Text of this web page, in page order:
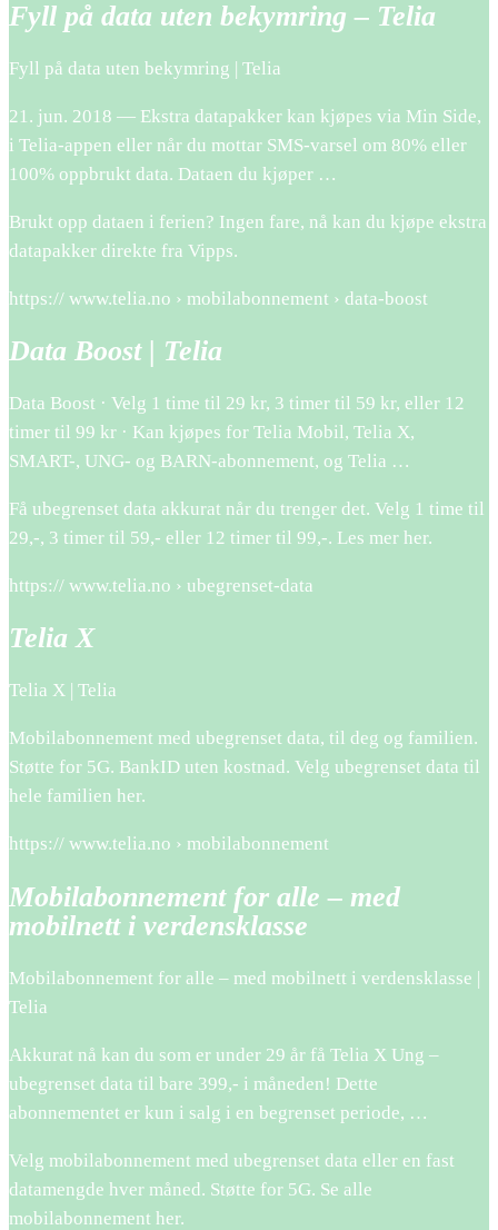
Fyll på data uten bekymring – Telia
Fyll på data uten bekymring | Telia
21. jun. 2018 — Ekstra datapakker kan kjøpes via Min Side,
i Telia-appen eller når du mottar SMS-varsel om 80% eller
100% oppbrukt data. Dataen du kjøper …
Brukt opp dataen i ferien? Ingen fare, nå kan du kjøpe ekstra
datapakker direkte fra Vipps.
https:// www.telia.no › mobilabonnement › data-boost
Data Boost | Telia
Data Boost · Velg 1 time til 29 kr, 3 timer til 59 kr, eller 12
timer til 99 kr · Kan kjøpes for Telia Mobil, Telia X,
SMART-, UNG- og BARN-abonnement, og Telia …
Få ubegrenset data akkurat når du trenger det. Velg 1 time til
29,-, 3 timer til 59,- eller 12 timer til 99,-. Les mer her.
https:// www.telia.no › ubegrenset-data
Telia X
Telia X | Telia
Mobilabonnement med ubegrenset data, til deg og familien.
Støtte for 5G. BankID uten kostnad. Velg ubegrenset data til
hele familien her.
https:// www.telia.no › mobilabonnement
Mobilabonnement for alle – med
mobilnett i verdensklasse
Mobilabonnement for alle – med mobilnett i verdensklasse |
Telia
Akkurat nå kan du som er under 29 år få Telia X Ung –
ubegrenset data til bare 399,- i måneden! Dette
abonnementet er kun i salg i en begrenset periode, …
Velg mobilabonnement med ubegrenset data eller en fast
datamengde hver måned. Støtte for 5G. Se alle
mobilabonnement her.